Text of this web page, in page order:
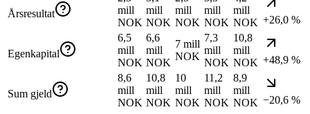
Årsresultat
mill
NOK
mill
NOK
mill
NOK
mill
NOK
mill
NOK +26,0 %
Egenkapital
6,5
mill
NOK
6,6
mill
NOK
7 mill
NOK
7,3
mill
NOK
10,8
mill
NOK +48,9 %
Sum gjeld
8,6
mill
NOK
10,8
mill
NOK
10
mill
NOK
11,2
mill
NOK
8,9
mill
NOK −20,6 %